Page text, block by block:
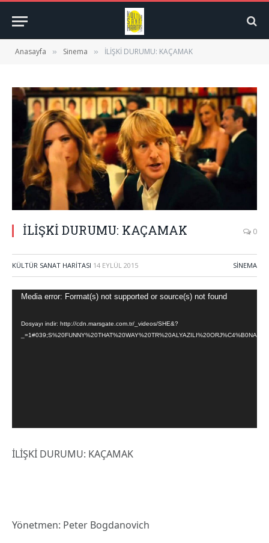
Anasayfa » Sinema » İLİŞKİ DURUMU: KAÇAMAK
İLİŞKİ DURUMU: KAÇAMAK 0
KÜLTÜR SANAT HARITASI 14 EYLÜL 2015 SINEMA
Video
Media error: Format(s) not supported or source(s) not found
Dosyayı indir: http://cdn.marsgate.com.tr/_videos/SHE&?
İLİŞKİ DURUMU: KAÇAMAK
Yönetmen: Peter Bogdanovich